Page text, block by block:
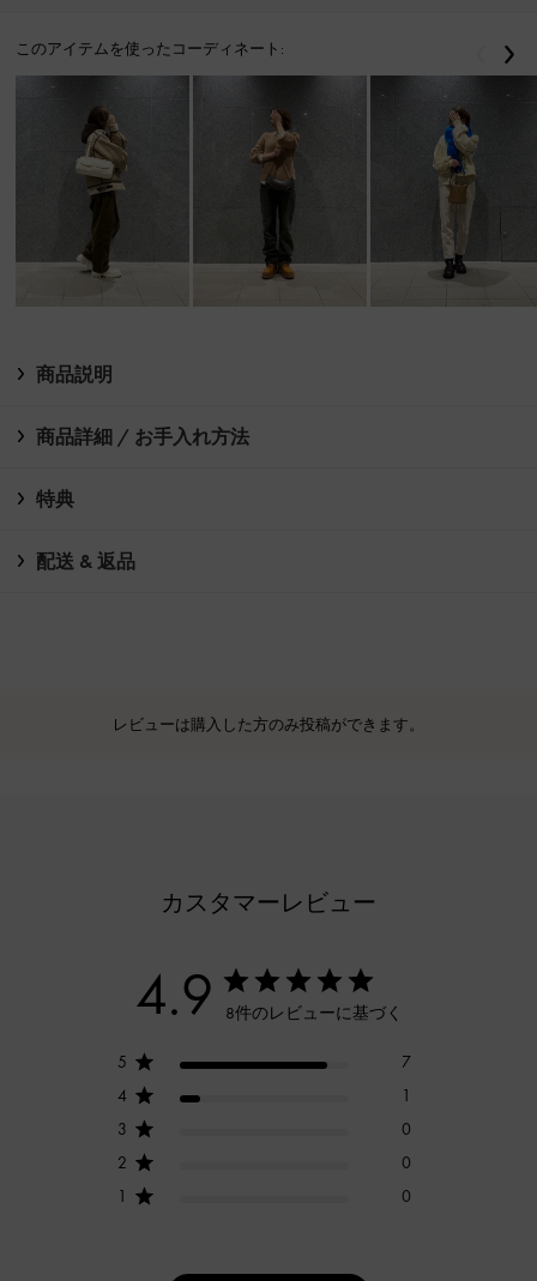
このアイテムを使ったコーディネート: 戻る
商品説明
商品詳細 / お手入れ方法
特典
配送 & 返品
レビューは購入した方のみ投稿ができます。
カスタマーレビュー
4.9 8件のレビューに基づく
5
7
4
1
3
0
2
0
1
0